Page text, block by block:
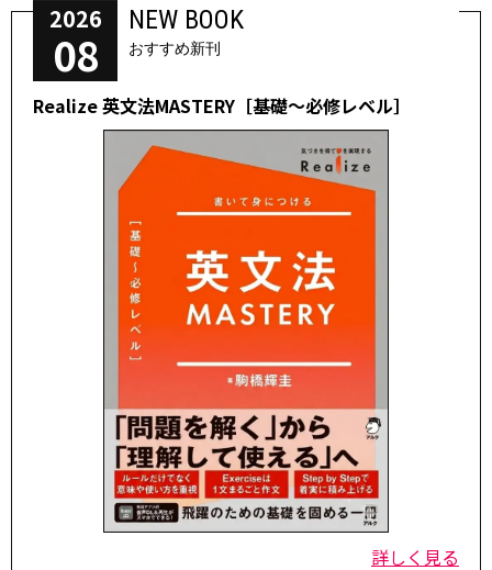
2026
08
NEW BOOK
おすすめ新刊
Realize 英文法MASTERY［基礎～必修レベル］
詳しく見る